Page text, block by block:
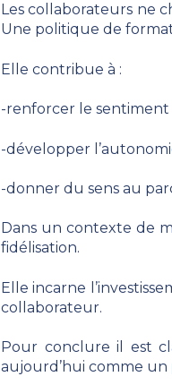
Les collaborateurs ne
Une politique de
Elle contribue à :
-renforcer le sentiment
-développer
-donner du sens au
Dans un contexte de
fidélisation.
Elle incarne
collaborateur.
Pour conclure il est
aujourd’hui comme un